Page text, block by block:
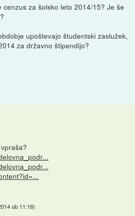
cenzus za šolsko leto 2014/15? Je še
upoštevajo študentski zaslužek,
za državno štipendijo?
ob 11:18)